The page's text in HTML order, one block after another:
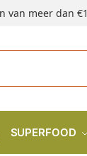
van meer dan
SUPERFOOD